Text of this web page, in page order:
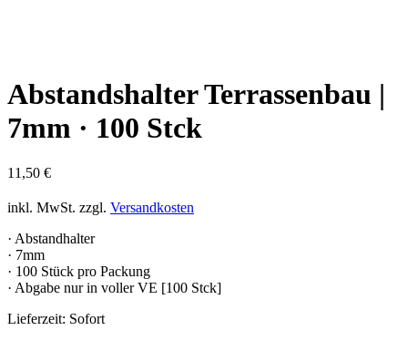
Abstandshalter Terrassenbau |
7mm · 100 Stck
11,50 €
inkl. MwSt. zzgl. Versandkosten
· Abstandhalter
· 7mm
· 100 Stück pro Packung
· Abgabe nur in voller VE [100 Stck]
Lieferzeit: Sofort